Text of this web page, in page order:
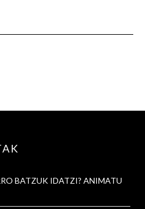
BATZUK IDATZI? ANIMATU